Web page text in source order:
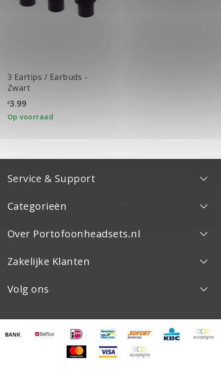
3 Eartips / Earbuds -
Zwart
€3.99
Op voorraad
Service & Support
Categorieën
Over Portofoonheadsets.nl
Zakelijke Klanten
Volg ons